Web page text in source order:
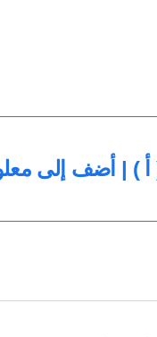
( أ ) | أضف إلى